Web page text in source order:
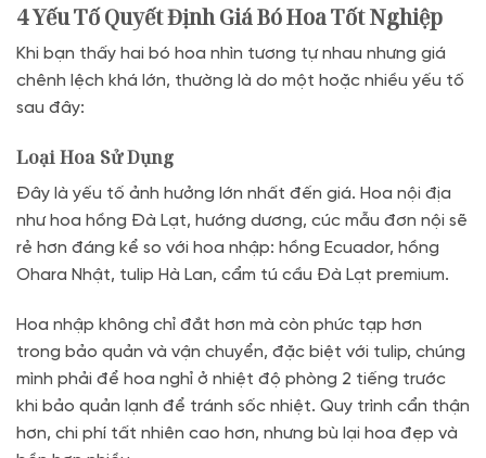
4 Yếu Tố Quyết Định Giá Bó Hoa Tốt Nghiệp
Khi bạn thấy hai bó hoa nhìn tương tự nhau nhưng giá
chênh lệch khá lớn, thường là do một hoặc nhiều yếu tố
sau đây:
Loại Hoa Sử Dụng
Đây là yếu tố ảnh hưởng lớn nhất đến giá. Hoa nội địa
như hoa hồng Đà Lạt, hướng dương, cúc mẫu đơn nội sẽ
rẻ hơn đáng kể so với hoa nhập: hồng Ecuador, hồng
Ohara Nhật, tulip Hà Lan, cẩm tú cầu Đà Lạt premium.
Hoa nhập không chỉ đắt hơn mà còn phức tạp hơn
trong bảo quản và vận chuyển, đặc biệt với tulip, chúng
mình phải để hoa nghỉ ở nhiệt độ phòng 2 tiếng trước
khi bảo quản lạnh để tránh sốc nhiệt. Quy trình cẩn thận
hơn, chi phí tất nhiên cao hơn, nhưng bù lại hoa đẹp và